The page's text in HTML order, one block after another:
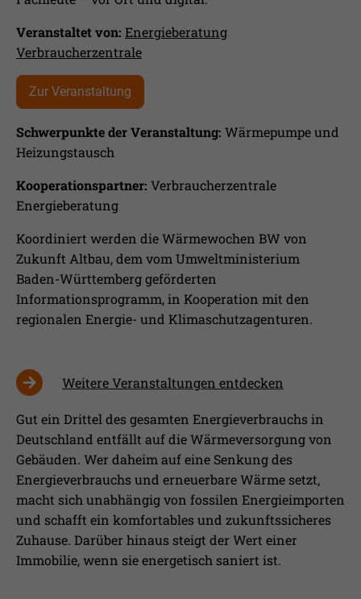
Veranstaltet von: Energieberatung
Verbraucherzentrale
Zur Veranstaltung
Schwerpunkte der Veranstaltung: Wärmepumpe und
Heizungstausch
Kooperationspartner: Verbraucherzentrale
Energieberatung
Koordiniert werden die Wärmewochen BW von
Zukunft Altbau, dem vom Umweltministerium
Baden-Württemberg geförderten
Informationsprogramm, in Kooperation mit den
regionalen Energie- und Klimaschutzagenturen.
Weitere Veranstaltungen entdecken
Gut ein Drittel des gesamten Energieverbrauchs in
Deutschland entfällt auf die Wärmeversorgung von
Gebäuden. Wer daheim auf eine Senkung des
Energieverbrauchs und erneuerbare Wärme setzt,
macht sich unabhängig von fossilen Energieimporten
und schafft ein komfortables und zukunftssicheres
Zuhause. Darüber hinaus steigt der Wert einer
Immobilie, wenn sie energetisch saniert ist.
Zweck
Erfasst Statistiken über Besuche des
Benutzers auf der Webseite, wie z.B. die
Anzahl der Besuche, durchschnittliche
Verweildauer auf der Webseite und
welche Seiten gelesen wurden.
Name
Anbieter Matomo
Laufzeit 30 Min.
Wird verwendet, im Seitenaufrufe des
Besuchers während der Sitzung
nachzuverfolgen
Ihnen zusätzliche Informationen anzubieten.